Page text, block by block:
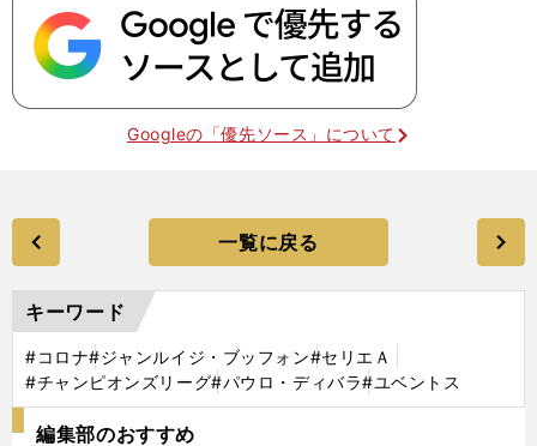
Googleの「優先ソース」について
一覧に戻る
キーワード
#コロナ#ジャンルイジ・ブッフォン#セリエＡ
#チャンピオンズリーグ#パウロ・ディバラ#ユベントス
編集部のおすすめ